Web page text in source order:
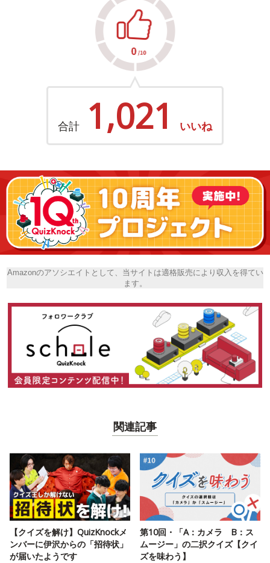
合計 1,021 いいね
Amazonのアソシエイトとして、当サイトは適格販売により収入を得てい
ます。
関連記事
【クイズを解け】QuizKnockメ
ンバーに伊沢からの「招待状」
が届いたようです
第10回・「A：カメラ B：ス
ムージー」の二択クイズ【クイ
ズを味わう】